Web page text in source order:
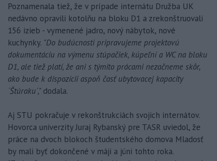
Poznamenala tiež, že v prípade internátu Družba UK
nedávno opravili kotolňu na bloku D1 a zrekonštruovali
156 izieb - vymenené jadro, nový nábytok, nové
kuchynky. "Do budúcnosti pripravujeme projektovú
dokumentáciu na výmenu stúpačiek, kúpeľní a WC na bloku
D1, ale tiež platí, že ani s týmito prácami nezačneme skôr,
ako bude k dispozícii aspoň časť ubytovacej kapacity
´Štúraku´," dodala.
Aj STU pokračuje v rekonštrukciách svojich internátov.
Hovorca univerzity Juraj Rybanský pre TASR uviedol, že
práce na dvoch blokoch študentského domova Mladosť
by mali byť dokončené v máji a júni tohto roka.